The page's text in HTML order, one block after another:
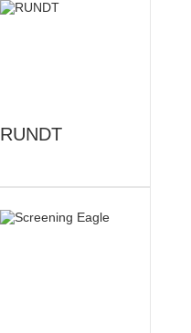
RUNDT